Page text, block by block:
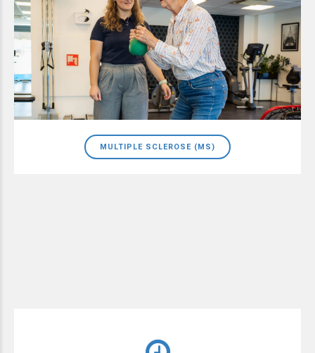
MULTIPLE SCLEROSE (MS)